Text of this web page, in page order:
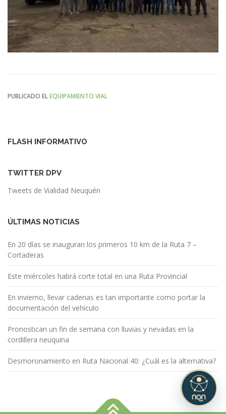
PUBLICADO ELEQUIPAMIENTO VIAL
FLASH INFORMATIVO
TWITTER DPV
Tweets de Vialidad Neuquén
ÚLTIMAS NOTICIAS
En 20 días se inauguran los primeros 10 km de la Ruta 7 –
Cortaderas
Este miércoles habrá corte total en una Ruta Provincial
En invierno, llevar cadenas es tan importante como portar la
documentación del vehículo
Pronostican un fin de semana con lluvias y nevadas en la
cordillera neuquina
Desmoronamiento en Ruta Nacional 40: ¿Cuál es la alternativa?